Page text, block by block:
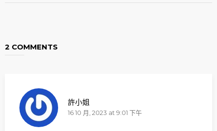
2 COMMENTS
許小姐
16 10 月, 2023 at 9:01 下午